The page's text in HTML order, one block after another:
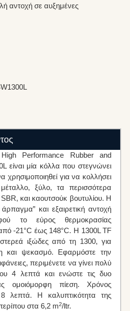
αντοχή σε αυξημένες
Performance Rubber and
είναι μία κόλλα που στεγνώνει
χρησιμοποιηθεί για να κολλήσει
ξύλο, τα περισσότερα
και καουτσούκ βουτυλίου. Η
και εξαιρετική αντοχή
το εύρος θερμοκρασίας
από -21°C έως 148°C. Η 1300L TF
ιξώδες από τη 1300, για
και ψεκασμό. Εφαρμόστε την
περιμένετε να γίνει πολύ
4 λεπτά και ενώστε τις δυο
ομοιόμορφη πίεση. Χρόνος
λεπτά. Η καλυπτικότητα της
στα 6,2 m2/ltr.